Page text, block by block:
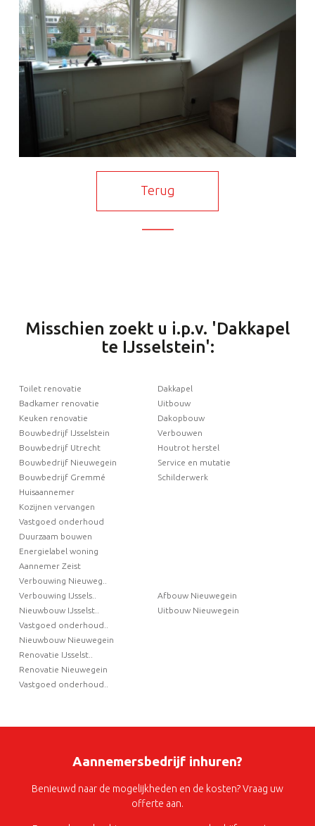
Terug
Misschien zoekt u i.p.v. 'Dakkapel
te IJsselstein':
Toilet renovatie
Badkamer renovatie
Keuken renovatie
Bouwbedrijf IJsselstein
Bouwbedrijf Utrecht
Bouwbedrijf Nieuwegein
Bouwbedrijf Gremmé
Dakkapel
Uitbouw
Dakopbouw
Verbouwen
Houtrot herstel
Service en mutatie
Schilderwerk
Huisaannemer
Kozijnen vervangen
Vastgoed onderhoud
Duurzaam bouwen
Energielabel woning
Aannemer Zeist
Verbouwing Nieuweg..
Verbouwing IJssels..
Nieuwbouw IJsselst..
Vastgoed onderhoud..
Nieuwbouw Nieuwegein
Renovatie IJsselst..
Renovatie Nieuwegein
Vastgoed onderhoud..
Afbouw Nieuwegein
Uitbouw Nieuwegein
Aannemersbedrijf inhuren?
Benieuwd naar de mogelijkheden en de kosten? Vraag uw
offerte aan.